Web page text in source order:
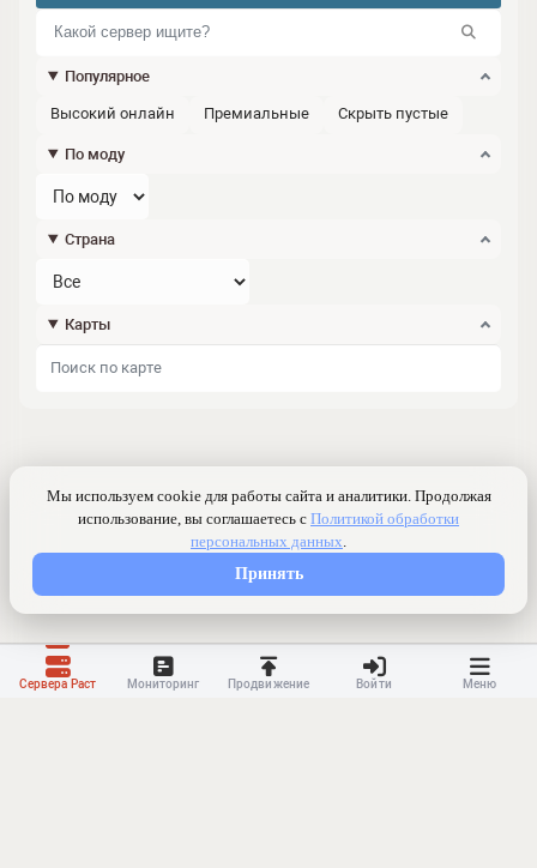
Популярное
Высокий онлайн Премиальные Скрыть пустые
По моду
Страна
Карты
Сервера Раст Мониторинг Продвижение Войти Меню